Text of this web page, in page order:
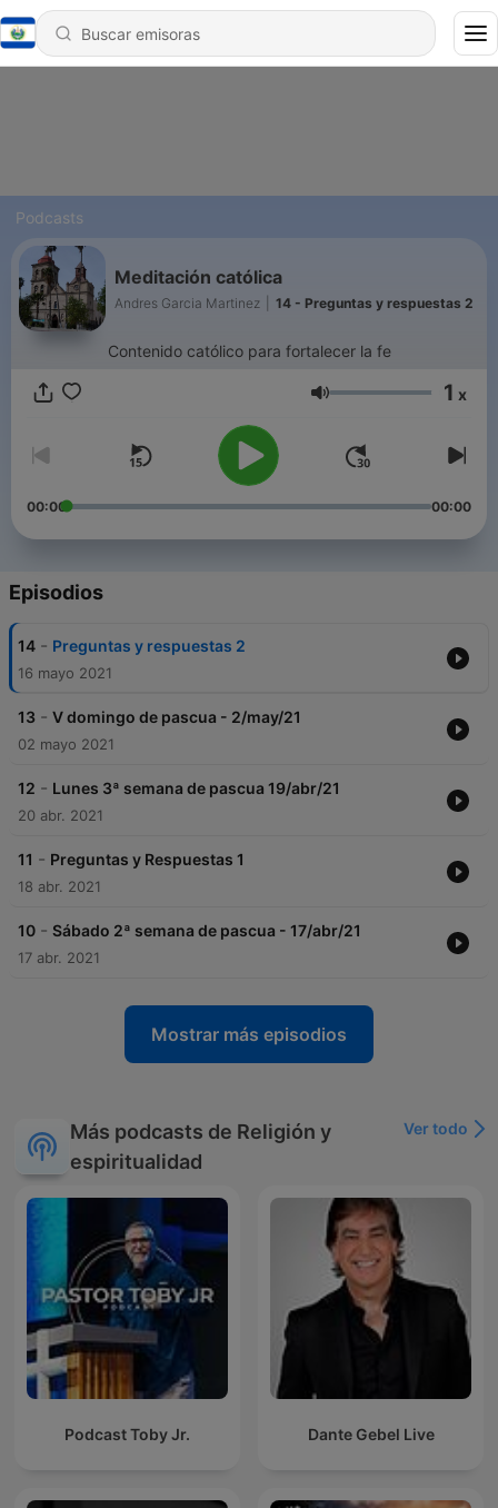
Podcasts
Meditación católica
Andres Garcia Martinez 14 - Preguntas y respuestas 2
Contenido católico para fortalecer la fe
Volumen 1 x
00:00 00:00
Episodios
14 - Preguntas y respuestas 2
16 mayo 2021
13 - V domingo de pascua - 2/may/21
02 mayo 2021
12 - Lunes 3ª semana de pascua 19/abr/21
20 abr. 2021
11 - Preguntas y Respuestas 1
18 abr. 2021
10 - Sábado 2ª semana de pascua - 17/abr/21
17 abr. 2021
Mostrar más episodios
Más podcasts de Religión y
espiritualidad
Ver todo
Podcast Toby Jr. Dante Gebel Live